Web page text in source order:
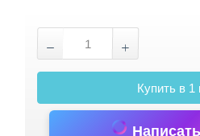
Купить в 1